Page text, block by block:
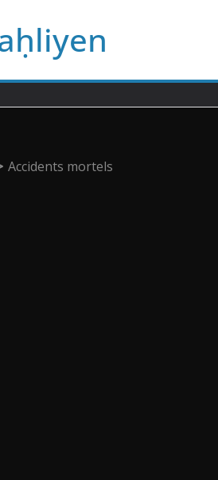
Accidents mortels